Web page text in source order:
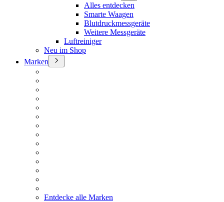
Alles entdecken
Smarte Waagen
Blutdruckmessgeräte
Weitere Messgeräte
Luftreiniger
Neu im Shop
Marken
Entdecke alle Marken